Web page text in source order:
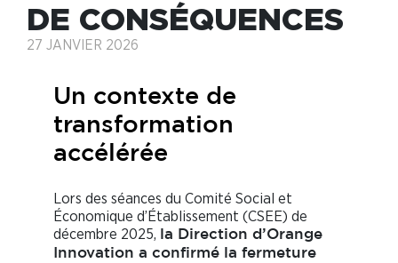
DE CONSÉQUENCES
27 JANVIER 2026
Un contexte de
transformation
accélérée
Lors des séances du Comité Social et
Économique d’Établissement (CSEE) de
décembre 2025,
la Direction d’Orange
Innovation a confirmé la fermeture